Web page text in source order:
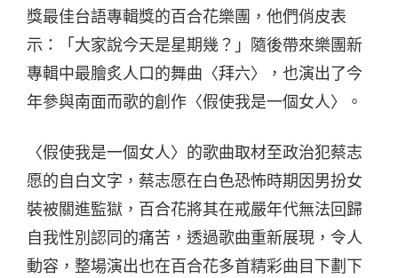
獎最佳台語專輯獎的百合花樂團，他們俏皮表
示：「大家說今天是星期幾？」隨後帶來樂團新
專輯中最膾炙人口的舞曲〈拜六〉，也演出了今
年參與南面而歌的創作〈假使我是一個女人〉。
〈假使我是一個女人〉的歌曲取材至政治犯蔡志
愿的自白文字，蔡志愿在白色恐怖時期因男扮女
裝被關進監獄，百合花將其在戒嚴年代無法回歸
自我性別認同的痛苦，透過歌曲重新展現，令人
動容，整場演出也在百合花多首精彩曲目下劃下